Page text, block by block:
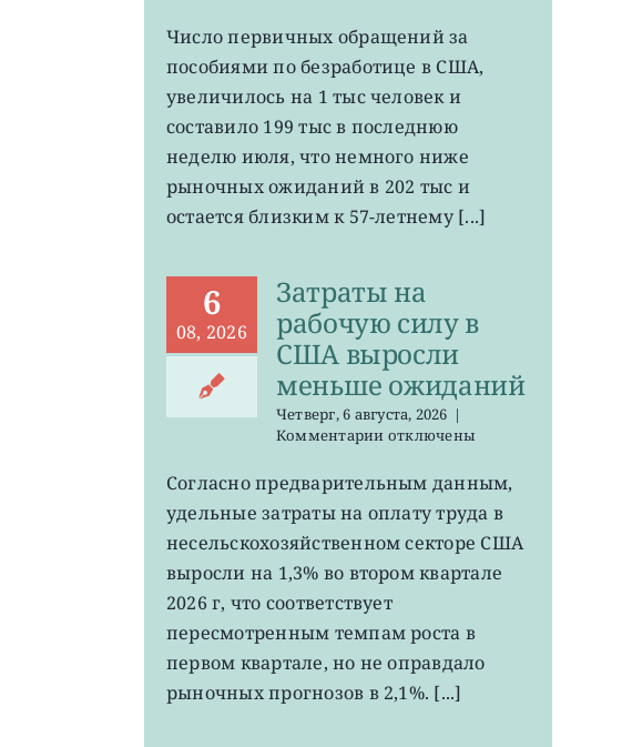
первичных
за
в
остается
на
Число первичных обращений за
пособиями по безработице в США,
увеличилось на 1 тыс человек и
составило 199 тыс в последнюю
неделю июля, что немного ниже
рыночных ожиданий в 202 тыс и
остается близким к 57-летнему [...]
6
08, 2026
Затраты на
рабочую силу в
США выросли
меньше ожиданий
Четверг, 6 августа, 2026 |
Комментариик
Затраты
рабочую
силу
США
выросли
ожиданий
отключены
Согласно предварительным данным,
удельные затраты на оплату труда в
несельскохозяйственном секторе США
выросли на 1,3% во втором квартале
2026 г, что соответствует
пересмотренным темпам роста в
первом квартале, но не оправдало
рыночных прогнозов в 2,1%. [...]